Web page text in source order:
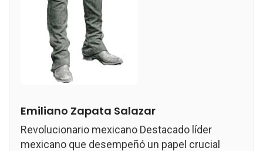
Emiliano Zapata Salazar
Revolucionario mexicano Destacado líder
mexicano que desempeñó un papel crucial